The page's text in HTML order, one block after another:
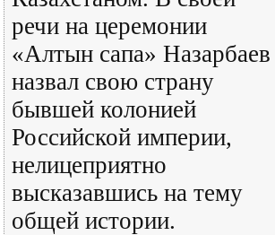
речи на церемонии
«Алтын сапа» Назарбаев
назвал свою страну
бывшей колонией
Российской империи,
нелицеприятно
высказавшись на тему
общей истории.